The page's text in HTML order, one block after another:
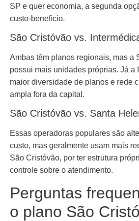
SP e quer economia, a segunda
custo-benefício.
São Cristóvão vs.
Ambas têm planos regionais, mas a
possui mais unidades próprias. Já a
maior diversidade de planos e rede
ampla fora da capital.
São Cristóvão vs. Santa
Essas operadoras populares são
custo, mas geralmente usam mais
São Cristóvão, por ter estrutura
controle sobre o atendimento.
Perguntas
o plano São